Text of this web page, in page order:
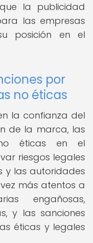
la publicidad
las empresas
posición en el
por
no éticas
la confianza del
de la marca, las
éticas en el
riesgos legales
y las autoridades
más atentos a
engañosas,
y las sanciones
éticas y legales